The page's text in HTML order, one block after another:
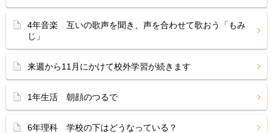
4年音楽 互いの歌声を聞き、声を合わせて歌おう「もみ
じ」
来週から11月にかけて校外学習が続きます
1年生活 朝顔のつるで
6年理科 学校の下はどうなっている？